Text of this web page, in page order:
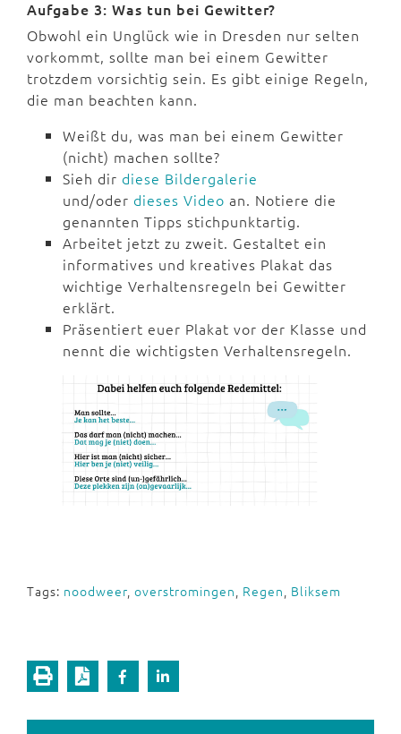
Aufgabe 3: Was tun bei Gewitter?
Obwohl ein Unglück wie in Dresden nur selten
vorkommt, sollte man bei einem Gewitter
trotzdem vorsichtig sein. Es gibt einige Regeln,
die man beachten kann.
Weißt du, was man bei einem Gewitter
(nicht) machen sollte?
Sieh dir diese Bildergalerie
und/oder dieses Video an. Notiere die
genannten Tipps stichpunktartig.
Arbeitet jetzt zu zweit. Gestaltet ein
informatives und kreatives Plakat das
wichtige Verhaltensregeln bei Gewitter
erklärt.
Präsentiert euer Plakat vor der Klasse und
nennt die wichtigsten Verhaltensregeln.
Tags: noodweer overstromingen Regen Bliksem